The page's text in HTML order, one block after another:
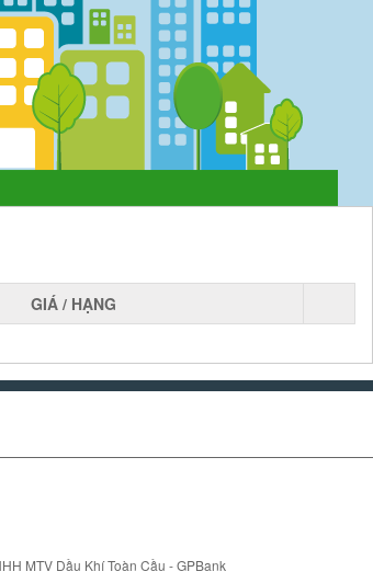
GIÁ / HẠNG
MTV Dầu Khí Toàn Cầu - GPBank